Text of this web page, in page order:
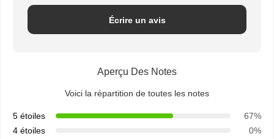
Écrire un avis
Aperçu Des Notes
Voici la répartition de toutes les notes
5 étoiles
67%
4 étoiles
0%